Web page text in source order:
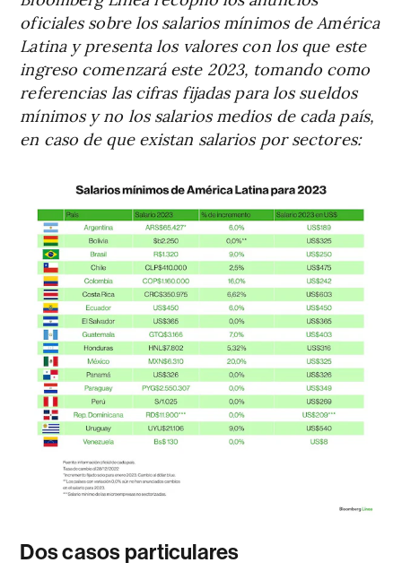
oficiales sobre los salarios mínimos de América
Latina y presenta los valores con los que este
ingreso comenzará este 2023, tomando como
referencias las cifras fijadas para los sueldos
mínimos y no los salarios medios de cada país,
en caso de que existan salarios por sectores:
Dos casos particulares